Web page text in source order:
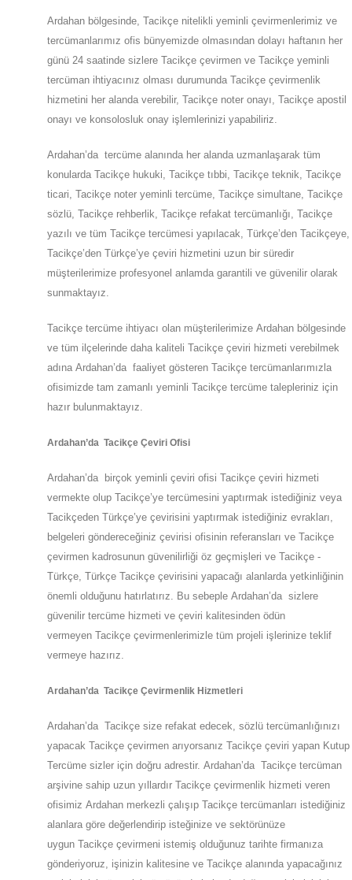
Ardahan bölgesinde, Tacikçe nitelikli yeminli çevirmenlerimiz ve
tercümanlarımız ofis bünyemizde olmasından dolayı haftanın her
günü 24 saatinde sizlere Tacikçe çevirmen ve Tacikçe yeminli
tercüman ihtiyacınız olması durumunda Tacikçe çevirmenlik
hizmetini her alanda verebilir, Tacikçe noter onayı, Tacikçe apostil
onayı ve konsolosluk onay işlemlerinizi yapabiliriz.
Ardahan’da tercüme alanında her alanda uzmanlaşarak tüm
konularda Tacikçe hukuki, Tacikçe tıbbi, Tacikçe teknik, Tacikçe
ticari, Tacikçe noter yeminli tercüme, Tacikçe simultane, Tacikçe
sözlü, Tacikçe rehberlik, Tacikçe refakat tercümanlığı, Tacikçe
yazılı ve tüm Tacikçe tercümesi yapılacak, Türkçe’den Tacikçeye,
Tacikçe’den Türkçe’ye çeviri hizmetini uzun bir süredir
müşterilerimize profesyonel anlamda garantili ve güvenilir olarak
sunmaktayız.
Tacikçe tercüme ihtiyacı olan müşterilerimize Ardahan bölgesinde
ve tüm ilçelerinde daha kaliteli Tacikçe çeviri hizmeti verebilmek
adına Ardahan’da faaliyet gösteren Tacikçe tercümanlarımızla
ofisimizde tam zamanlı yeminli Tacikçe tercüme talepleriniz için
hazır bulunmaktayız.
Ardahan’da Tacikçe Çeviri Ofisi
Ardahan’da birçok yeminli çeviri ofisi Tacikçe çeviri hizmeti
vermekte olup Tacikçe’ye tercümesini yaptırmak istediğiniz veya
Tacikçeden Türkçe’ye çevirisini yaptırmak istediğiniz evrakları,
belgeleri göndereceğiniz çevirisi ofisinin referansları ve Tacikçe
çevirmen kadrosunun güvenilirliği öz geçmişleri ve Tacikçe -
Türkçe, Türkçe Tacikçe çevirisini yapacağı alanlarda yetkinliğinin
önemli olduğunu hatırlatırız. Bu sebeple Ardahan’da sizlere
güvenilir tercüme hizmeti ve çeviri kalitesinden ödün
vermeyen Tacikçe çevirmenlerimizle tüm projeli işlerinize teklif
vermeye hazırız.
Ardahan’da Tacikçe Çevirmenlik Hizmetleri
Ardahan’da Tacikçe size refakat edecek, sözlü tercümanlığınızı
yapacak Tacikçe çevirmen arıyorsanız Tacikçe çeviri yapan Kutup
Tercüme sizler için doğru adrestir. Ardahan’da Tacikçe tercüman
arşivine sahip uzun yıllardır Tacikçe çevirmenlik hizmeti veren
ofisimiz Ardahan merkezli çalışıp Tacikçe tercümanları istediğiniz
alanlara göre değerlendirip isteğinize ve sektörünüze
uygun Tacikçe çevirmeni istemiş olduğunuz tarihte firmanıza
gönderiyoruz, işinizin kalitesine ve Tacikçe alanında yapacağınız